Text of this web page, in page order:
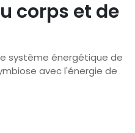
corps et de
système énergétique de
avec l'énergie de